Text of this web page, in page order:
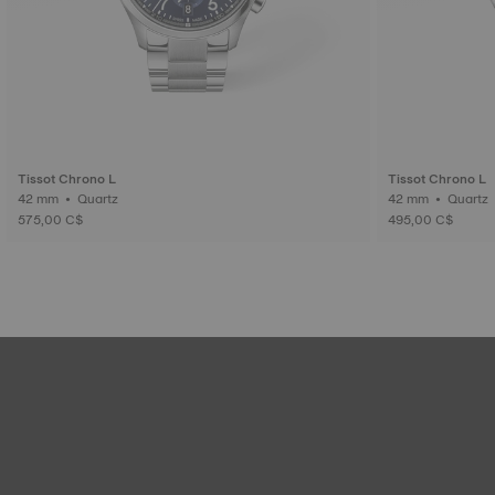
Tissot Chrono L
42 mm • Quartz
575,00 C$
Tissot Chrono L
42 mm • Quartz
495,00 C$